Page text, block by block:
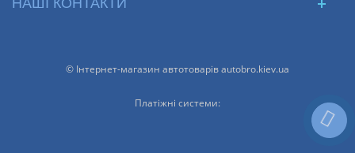
НАШІ КОНТАКТИ
© Інтернет-магазин автотоварів autobro.kiev.ua
Платіжні системи: